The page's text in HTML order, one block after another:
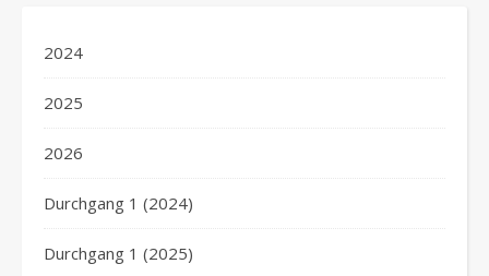
2024
2025
2026
Durchgang 1 (2024)
Durchgang 1 (2025)